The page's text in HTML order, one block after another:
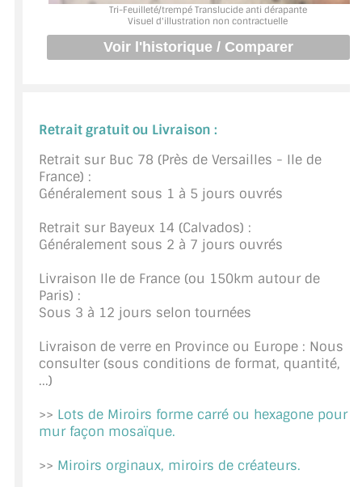
COMMENT COUPER DU VERRE ?
CONSEILS / AIDE
COMPTE PRO
MON PANIER
DÉCONNEXION
NOUS TROUVER - BUC 78
NOUS CONTACTER
Tri-Feuilleté/trempé Translucide anti dérapante
Visuel d'illustration non contractuelle
Retrait gratuit ou Livraison :
Retrait sur Buc 78 (Près de Versailles - Ile de
France) :
Généralement sous 1 à 5 jours ouvrés
Retrait sur Bayeux 14 (Calvados) :
Généralement sous 2 à 7 jours ouvrés
Livraison Ile de France (ou 150km autour de
Paris) :
Sous 3 à 12 jours selon tournées
Livraison de verre en Province ou Europe : Nous
consulter (sous conditions de format, quantité,
...)
>> Lots de Miroirs forme carré ou hexagone pour
mur façon mosaïque.
>> Miroirs orginaux, miroirs de créateurs.